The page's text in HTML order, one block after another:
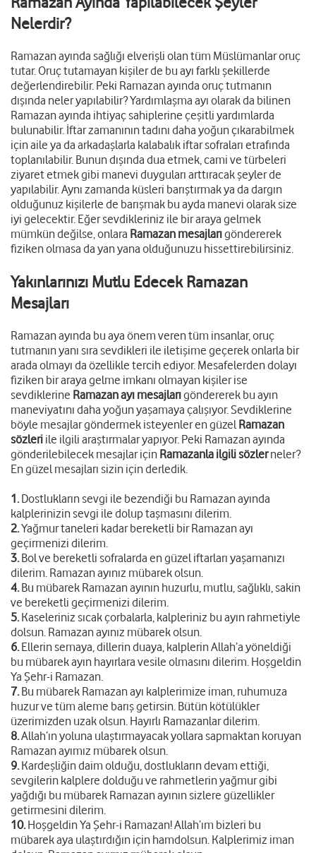
Nelerdir?
Ramazan ayında sağlığı elverişli olan tüm Müslümanlar oruç
tutar. Oruç tutamayan kişiler de bu ayı farklı şekillerde
değerlendirebilir. Peki Ramazan ayında oruç tutmanın
dışında neler yapılabilir? Yardımlaşma ayı olarak da bilinen
Ramazan ayında ihtiyaç sahiplerine çeşitli yardımlarda
bulunabilir. İftar zamanının tadını daha yoğun çıkarabilmek
için aile ya da arkadaşlarla kalabalık iftar sofraları etrafında
toplanılabilir. Bunun dışında dua etmek, cami ve türbeleri
ziyaret etmek gibi manevi duyguları arttıracak şeyler de
yapılabilir. Aynı zamanda küsleri barıştırmak ya da dargın
olduğunuz kişilerle de barışmak bu ayda manevi olarak size
iyi gelecektir. Eğer sevdikleriniz ile bir araya gelmek
mümkün değilse, onlara Ramazan mesajlarıgöndererek
fiziken olmasa da yan yana olduğunuzu hissettirebilirsiniz.
Yakınlarınızı Mutlu Edecek Ramazan
Mesajları
Ramazan ayında bu aya önem veren tüm insanlar, oruç
tutmanın yanı sıra sevdikleri ile iletişime geçerek onlarla bir
arada olmayı da özellikle tercih ediyor. Mesafelerden dolayı
fiziken bir araya gelme imkanı olmayan kişiler ise
sevdiklerine Ramazan ayı mesajlarıgöndererek bu ayın
maneviyatını daha yoğun yaşamaya çalışıyor. Sevdiklerine
böyle mesajlar göndermek isteyenler en güzel Ramazan
sözleri ile ilgili araştırmalar yapıyor. Peki Ramazan ayında
gönderilebilecek mesajlar için Ramazanla ilgili sözlerneler?
En güzel mesajları sizin için derledik.
1.Dostlukların sevgi ile bezendiği bu Ramazan ayında
kalplerinizin sevgi ile dolup taşmasını dilerim.
2.Yağmur taneleri kadar bereketli bir Ramazan ayı
geçirmenizi dilerim.
3.Bol ve bereketli sofralarda en güzel iftarları yaşamanızı
dilerim. Ramazan ayınız mübarek olsun.
4.Bu mübarek Ramazan ayının huzurlu, mutlu, sağlıklı, sakin
ve bereketli geçirmenizi dilerim.
5.Kaseleriniz sıcak çorbalarla, kalpleriniz bu ayın rahmetiyle
dolsun. Ramazan ayınız mübarek olsun.
6.Ellerin semaya, dillerin duaya, kalplerin Allah’a yöneldiği
bu mübarek ayın hayırlara vesile olmasını dilerim. Hoşgeldin
Ya Şehr-i Ramazan.
7.Bu mübarek Ramazan ayı kalplerimize iman, ruhumuza
huzur ve tüm aleme barış getirsin. Bütün kötülükler
üzerimizden uzak olsun. Hayırlı Ramazanlar dilerim.
8.Allah’ın yoluna ulaştırmayacak yollara sapmaktan koruyan
Ramazan ayımız mübarek olsun.
9.Kardeşliğin daim olduğu, dostlukların devam ettiği,
sevgilerin kalplere dolduğu ve rahmetlerin yağmur gibi
yağdığı bu mübarek Ramazan ayının sizlere güzellikler
getirmesini dilerim.
10.Hoşgeldin Ya Şehr-i Ramazan! Allah’ım bizleri bu
mübarek aya ulaştırdığın için hamdolsun. Kalplerimiz iman